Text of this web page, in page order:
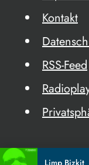
Kontakt
RSS-Feed
Limp Bizkit